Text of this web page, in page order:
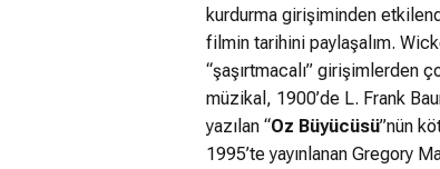
kurdurma girişiminden
filmin tarihini paylaşalım.
“şaşırtmacalı” girişimlerden
müzikal, 1900’de L. Frank
yazılan “Oz Büyücüsü”nün
1995’te yayınlanan Gregory